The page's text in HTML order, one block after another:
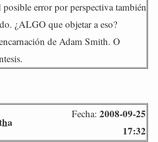
posible error por perspectiva también
¿ALGO que objetar a eso?
de Adam Smith. O
Fecha: 2008-09-25
17:32